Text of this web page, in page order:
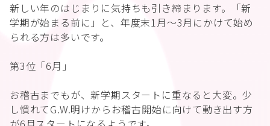
新しい年のはじまりに気持ちも引き締まります。「新
学期が始まる前に」と、年度末1月〜3月にかけて始め
られる方は多いです。
第3位「6月」
お稽古までもが、新学期スタートに重なると大変。少
し慣れてG.W.明けからお稽古開始に向けて動き出す方